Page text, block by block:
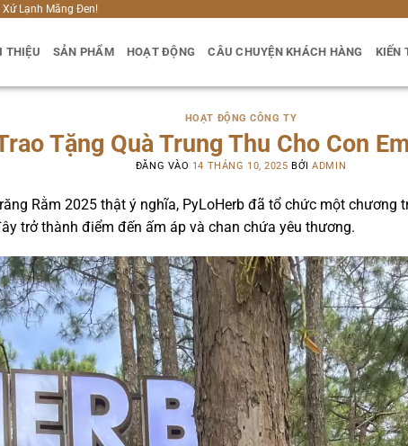
Lạnh Măng Đen!
THIỆU SẢN PHẨM HOẠT ĐỘNG CÂU CHUYỆN KHÁCH HÀNG KIẾN
HOẠT ĐỘNG CÔNG TY
Tặng Quà Trung Thu Cho Con
ĐĂNG VÀO 14 THÁNG 10, 2025 BỞIADMIN
Rằm 2025 thật ý nghĩa, PyLoHerb đã tổ chức một chương
trở thành điểm đến ấm áp và chan chứa yêu thương.